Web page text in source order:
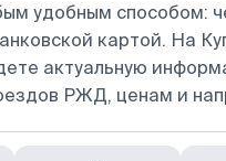
удобным способом:
картой. На
актуальную
РЖД, ценам и